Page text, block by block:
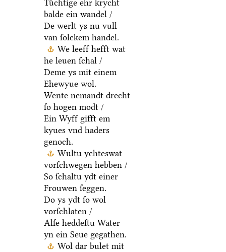
Tuͤchtige ehr krycht
balde ein wandel /
De werlt ys nu vull
van ſolckem handel.
We leeff hefft wat
he leuen ſchal /
Deme ys mit einem
Ehewyue wol.
Wente nemandt drecht
ſo hogen modt /
Ein Wyff gifft em
kyues vnd haders
genoch.
Wultu ychteswat
vorſchwegen hebben /
So ſchaltu ydt einer
Frouwen ſeggen.
Do ys ydt ſo wol
vorſchlaten /
Alſe heddeſtu Water
yn ein Seue gegathen.
Wol dar bulet mit